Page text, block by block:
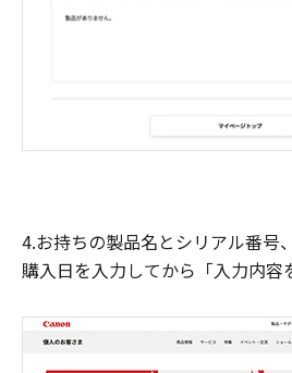
4.お持ちの製品名とシリアル番号、
購入日を入力してから「入力内容